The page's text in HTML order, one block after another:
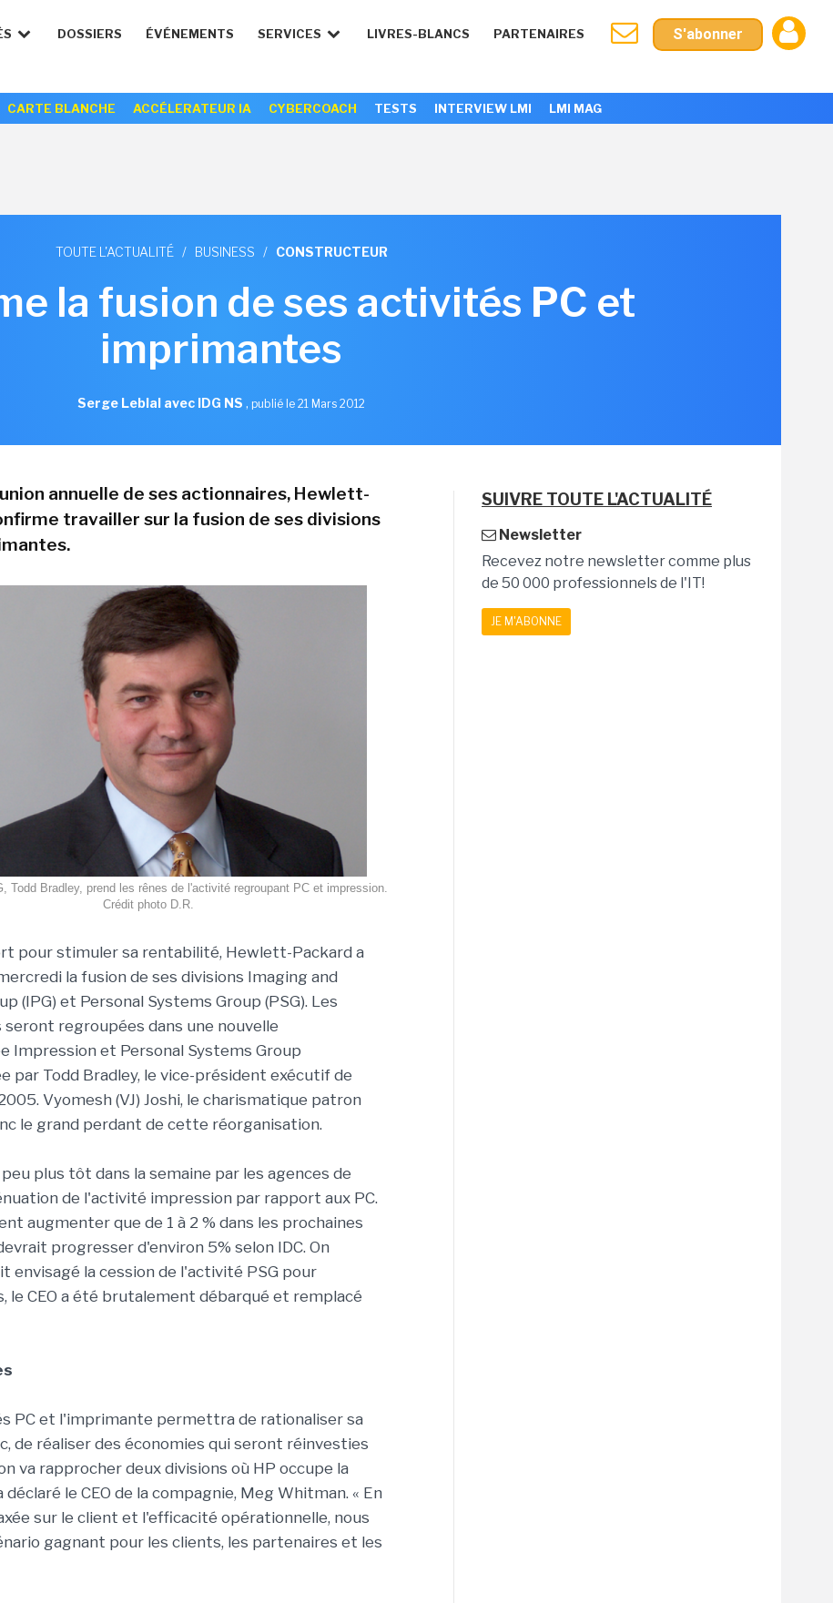
DOSSIERS ÉVÉNEMENTS SERVICES LIVRES-BLANCS PARTENAIRES S'abonner
CARTE BLANCHE ACCÉLERATEUR IA CYBERCOACH TESTS INTERVIEW LMI LMI MAG
TOUTE L'ACTUALITÉ / BUSINESS / CONSTRUCTEUR
la fusion de ses activités PC et
imprimantes
Serge Leblal avec IDG NS , publié le 21 Mars 2012
annuelle de ses actionnaires, Hewlett-
travailler sur la fusion de ses divisions
Todd Bradley, prend les rênes de l'activité regroupant PC et impression.
Crédit photo D.R.
pour stimuler sa rentabilité, Hewlett-Packard a
la fusion de ses divisions Imaging and
(IPG) et Personal Systems Group (PSG). Les
regroupées dans une nouvelle
Impression et Personal Systems Group
par Todd Bradley, le vice-président exécutif de
Vyomesh (VJ) Joshi, le charismatique patron
le grand perdant de cette réorganisation.
plus tôt dans la semaine par les agences de
de l'activité impression par rapport aux PC.
augmenter que de 1 à 2 % dans les prochaines
progresser d'environ 5% selon IDC. On
envisagé la cession de l'activité PSG pour
CEO a été brutalement débarqué et remplacé
PC et l'imprimante permettra de rationaliser sa
de réaliser des économies qui seront réinvesties
va rapprocher deux divisions où HP occupe la
le CEO de la compagnie, Meg Whitman. « En
sur le client et l'efficacité opérationnelle, nous
gagnant pour les clients, les partenaires et les
SUIVRE TOUTE L'ACTUALITÉ
Newsletter
Recevez notre newsletter comme plus
de 50 000 professionnels de l'IT!
JE M'ABONNE